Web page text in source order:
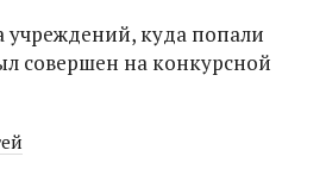
учреждений, куда попали
совершен на конкурсной